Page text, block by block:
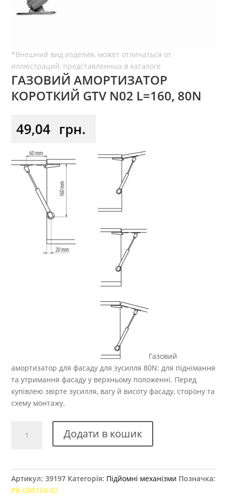
ГАЗОВИЙ АМОРТИЗАТОР
КОРОТКИЙ GTV N02 L=160, 80N
49,04 грн.
Газовий
амортизатор для фасаду для зусилля 80N: для піднімання
та утримання фасаду у верхньому положенні. Перед
купівлею звірте зусилля, вагу й висоту фасаду, сторону та
схему монтажу.
амортизатор
L=160,
Додати в кошик
Артикул:39197 Категорія: Підйомні механізми Позначка:
PB-G80160-02